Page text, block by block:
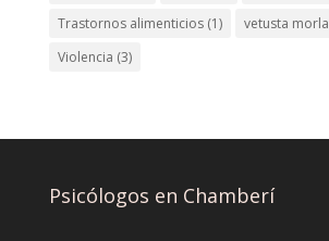
Trastornos alimenticios(1) vetusta morla
Violencia (3)
Psicólogos en Chamberí